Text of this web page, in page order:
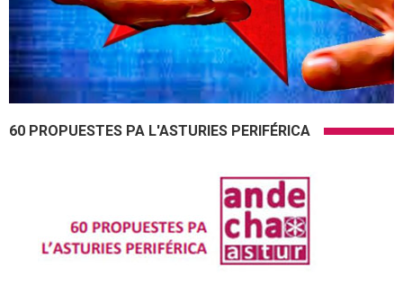
60 PROPUESTES PA L'ASTURIES PERIFÉRICA